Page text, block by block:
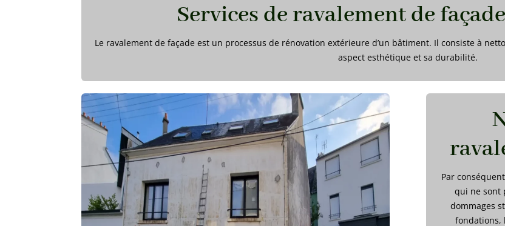
Services de ravalement de
Le ravalement de façade est un processus de rénovation extérieure d’un bâtiment. Il consiste à
aspect esthétique et sa durabilité.
Par
qui ne sont
dommages
fondations,